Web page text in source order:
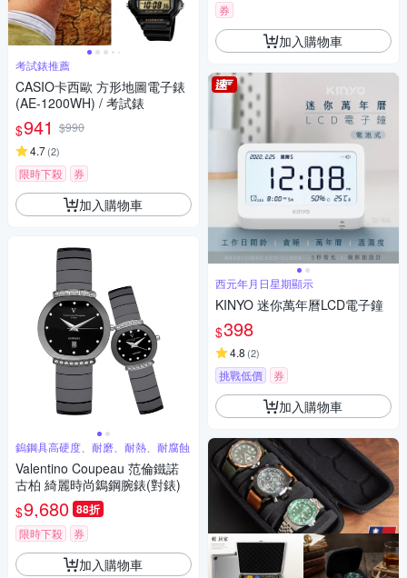
考試錶推薦
CASIO卡西歐 方形地圖電子錶
(AE-1200WH) / 考試錶
$941 $990
4.7(2)
限時下殺 券
加入購物車
鎢鋼具高硬度、耐磨、耐熱、耐腐蝕
Valentino Coupeau 范倫鐵諾
古柏 綺麗時尚鵭鋼腕錶(對錶)
$9,680 88折
限時下殺 券
加入購物車
券
加入購物車
西元年月日星期顯示
KINYO 迷你萬年曆LCD電子鐘
$398
4.8 (2)
挑戰低價 券
加入購物車